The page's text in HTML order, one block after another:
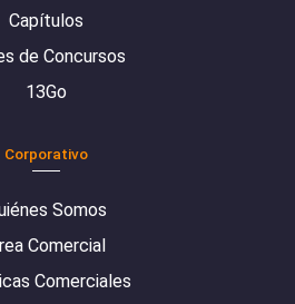
Capítulos
de Concursos
13Go
Corporativo
Somos
Comercial
Comerciales